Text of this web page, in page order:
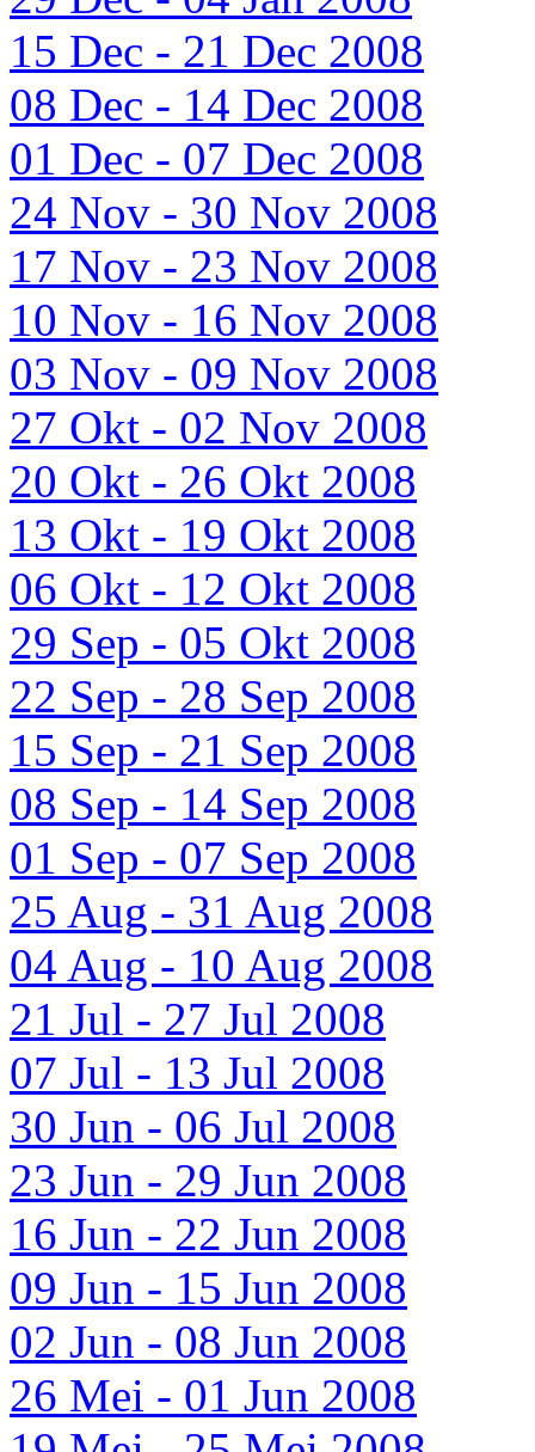
15 Dec - 21 Dec 2008
08 Dec - 14 Dec 2008
01 Dec - 07 Dec 2008
24 Nov - 30 Nov 2008
17 Nov - 23 Nov 2008
10 Nov - 16 Nov 2008
03 Nov - 09 Nov 2008
27 Okt - 02 Nov 2008
20 Okt - 26 Okt 2008
13 Okt - 19 Okt 2008
06 Okt - 12 Okt 2008
29 Sep - 05 Okt 2008
22 Sep - 28 Sep 2008
15 Sep - 21 Sep 2008
08 Sep - 14 Sep 2008
01 Sep - 07 Sep 2008
25 Aug - 31 Aug 2008
04 Aug - 10 Aug 2008
21 Jul - 27 Jul 2008
07 Jul - 13 Jul 2008
30 Jun - 06 Jul 2008
23 Jun - 29 Jun 2008
16 Jun - 22 Jun 2008
09 Jun - 15 Jun 2008
02 Jun - 08 Jun 2008
26 Mei - 01 Jun 2008